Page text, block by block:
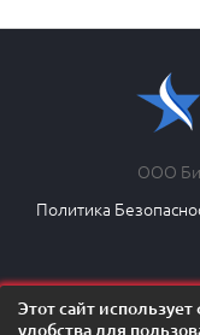
ООО
Политика
Этот сайт
удобства для